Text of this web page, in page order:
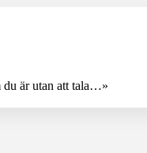
du är utan att tala…»